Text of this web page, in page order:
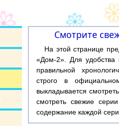
Смотрите
На этой странице
«Дом-2». Для
правильной
строго в
выкладывается
смотреть свежие
содержание каждой